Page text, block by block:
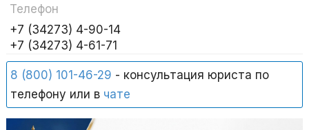
Телефон
+7 (34273) 4-90-14
+7 (34273) 4-61-71
8 (800) 101-46-29 - консультация юриста по
телефону или в чате